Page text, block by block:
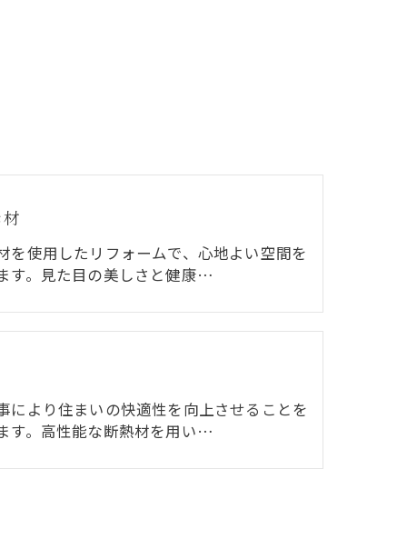
を使用したリフォームで、心地よい空間を
す。見た目の美しさと健康…
により住まいの快適性を向上させることを
す。高性能な断熱材を用い…